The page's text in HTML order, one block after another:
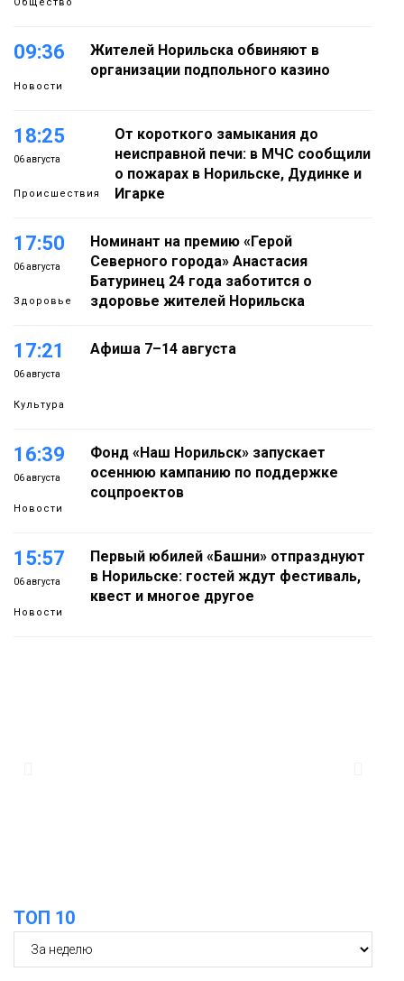
09:36
Новости
Жителей Норильска обвиняют в
организации подпольного казино
18:25
06 августа
Происшествия
От короткого замыкания до
неисправной печи: в МЧС сообщили
о пожарах в Норильске, Дудинке и
Игарке
17:50
06 августа
Здоровье
Номинант на премию «Герой
Северного города» Анастасия
Батуринец 24 года заботится о
здоровье жителей Норильска
17:21
06 августа
Культура
Афиша 7–14 августа
16:39
06 августа
Новости
Фонд «Наш Норильск» запускает
осеннюю кампанию по поддержке
соцпроектов
15:57
06 августа
Новости
Первый юбилей «Башни» отпразднуют
в Норильске: гостей ждут фестиваль,
квест и многое другое
06 августа
Новости
ТОП 10